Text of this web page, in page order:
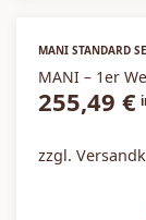
MANI STANDARD
MANI – 1er
255,49 €
zzgl.